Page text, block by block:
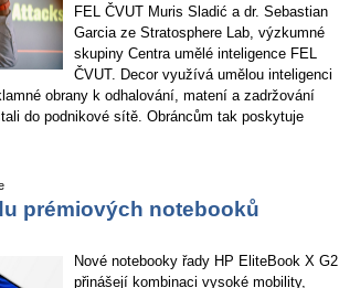
FEL ČVUT Muris Sladić a dr. Sebastian
Garcia ze Stratosphere Lab, výzkumné
skupiny Centra umělé inteligence FEL
ČVUT. Decor využívá umělou inteligenci
obrany k odhalování, matení a zadržování
do podnikové sítě. Obráncům tak poskytuje
prémiových notebooků
Nové notebooky řady HP EliteBook X G2
přinášejí kombinaci vysoké mobility,